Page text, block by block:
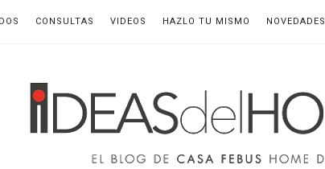
CONSULTAS VIDEOS HAZLO TU MISMO NOVEDADES
Ideas
del